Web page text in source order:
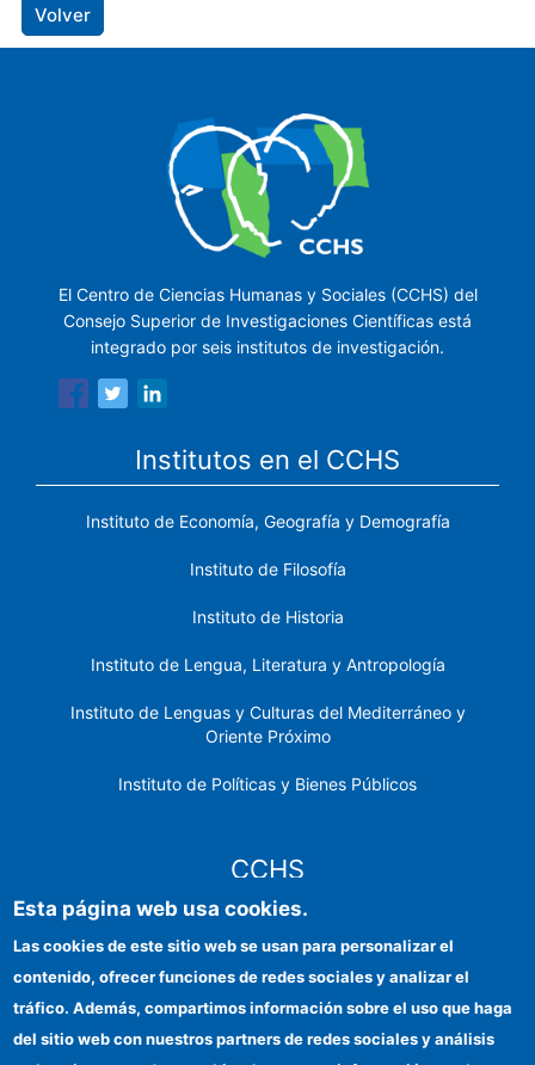
Volver
El Centro de Ciencias Humanas y Sociales (CCHS) del
Consejo Superior de Investigaciones Científicas está
integrado por seis institutos de investigación.
Institutos en el CCHS
Instituto de Economía, Geografía y Demografía
Instituto de Filosofía
Instituto de Historia
Instituto de Lengua, Literatura y Antropología
Instituto de Lenguas y Culturas del Mediterráneo y
Oriente Próximo
Instituto de Políticas y Bienes Públicos
CCHS
Identidad institucional
Esta página web usa cookies.
Las cookies de este sitio web se usan para personalizar el
contenido, ofrecer funciones de redes sociales y analizar el
tráfico. Además, compartimos información sobre el uso que haga
del sitio web con nuestros partners de redes sociales y análisis